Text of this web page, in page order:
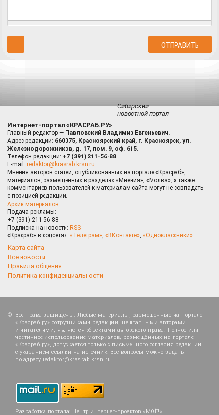
Сибирский
новостной портал
Интернет-портал «КРАСРАБ.РУ»
Главный редактор — Павловский Владимир Евгеньевич.
Адрес редакции: 660075, Красноярский край, г. Красноярск, ул.
Железнодорожников, д. 17, пом. 9, оф. 615.
Телефон редакции: +7 (391) 211-56-88
E-mail: redaktor@krasrab.krsn.ru
Мнения авторов статей, опубликованных на портале «Красраб»,
материалов, размещённых в разделах «Мнения», «Молва», а также
комментариев пользователей к материалам сайта могут не совпадать
с позицией редакции.
Архив материалов
Подача рекламы:
+7 (391) 211-56-88
Подписка на новости: RSS
«Красраб» в соцсетях: «Телеграм», «ВКонтакте», «Одноклассники»
Карта сайта
Все новости
Правила общения
Политика конфиденциальности
Все права защищены. Любые материалы, размещённые на портале
«Красраб.ру» сотрудниками редакции, нештатными авторами
и читателями, являются объектами авторского права. Полное или
частичное использование материалов, размещённых на портале
«Красраб.ру», допускается только с письменного согласия редакции
с указанием ссылки на источник. Все вопросы можно задать
по адресу redaktor@krasrab.krsn.ru
Разработка портала: Центр интернет-проектов «МОЁ!»